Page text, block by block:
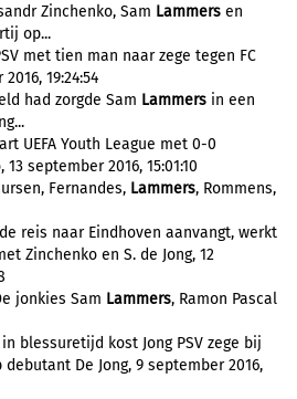
Zinchenko, Sam Lammers en
op...
met tien man naar zege tegen FC
19:24:54
had zorgde Sam Lammers in een
UEFA Youth League met 0-0
september 2016, 15:01:10
Fernandes, Lammers, Rommens,
reis naar Eindhoven aanvangt, werkt
Zinchenko en S. de Jong, 12
jonkies Sam Lammers, Ramon Pascal
blessuretijd kost Jong PSV zege bij
De Jong, 9 september 2016,